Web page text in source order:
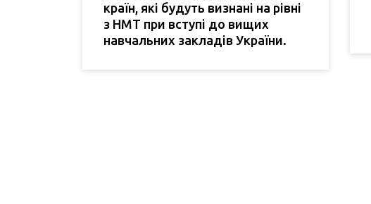
країн, які будуть визнані на рівні
з НМТ при вступі до вищих
навчальних закладів України.